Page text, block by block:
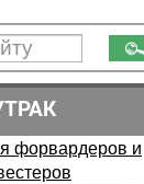
форвардеров и